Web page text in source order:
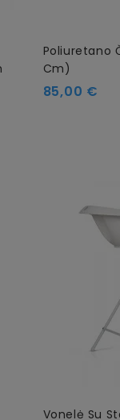
Poliuretano
Cm)
85,00 €
Vonelė Su